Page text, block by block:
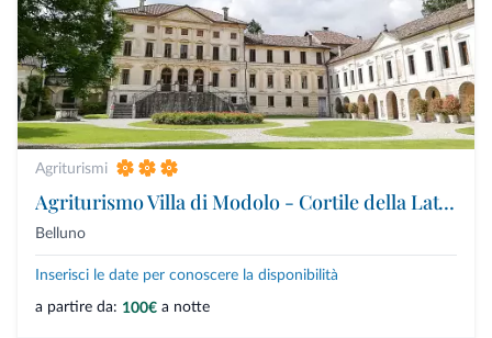
Agriturismi
Agriturismo Villa di Modolo - Cortile della Latteria
Belluno
Inserisci le date per conoscere la disponibilità
a partire da: 100€ a notte